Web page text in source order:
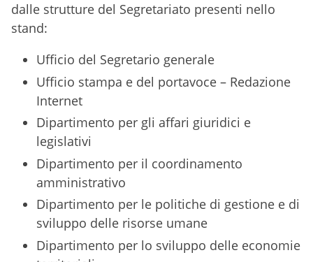
dalle strutture del Segretariato presenti nello
stand:
Ufficio del Segretario generale
Ufficio stampa e del portavoce – Redazione
Internet
Dipartimento per gli affari giuridici e
legislativi
Dipartimento per il coordinamento
amministrativo
Dipartimento per le politiche di gestione e di
sviluppo delle risorse umane
Dipartimento per lo sviluppo delle economie